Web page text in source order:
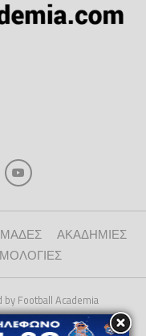
ΑΚΑΔΗΜΙΕΣ
Football Academia